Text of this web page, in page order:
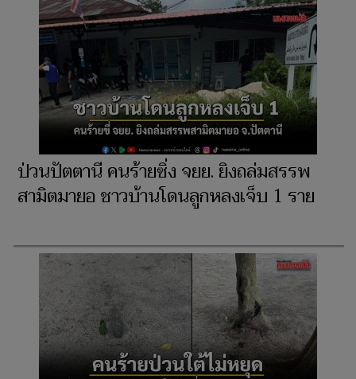
ป่วนปัตตานี คนร้ายซิ่ง จยย. ยิงถล่มสรรพ
สามิตมายอ ชาวบ้านโดนลูกหลงเจ็บ 1 ราย